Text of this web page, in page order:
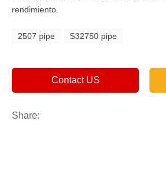
rendimiento.
2507 pipe S32750 pipe
Contact US
Share: